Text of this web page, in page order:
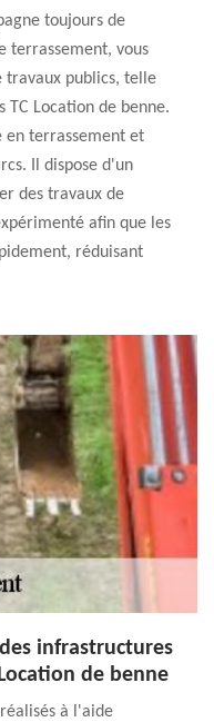
toujours de
terrassement, vous
travaux publics, telle
Location de benne.
en terrassement et
Il dispose d'un
des travaux de
afin que les
réduisant
infrastructures
de benne
à l'aide